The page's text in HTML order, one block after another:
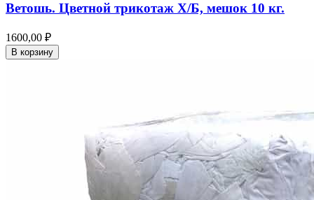
Ветошь. Цветной трикотаж Х/Б, мешок 10 кг.
1600,00 ₽
В корзину